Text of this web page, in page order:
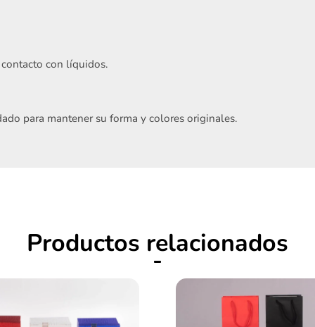
con líquidos.
para mantener su forma y colores originales.
Productos relacionados